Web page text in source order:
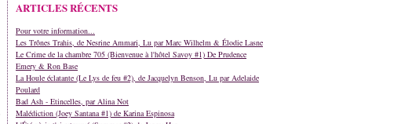
ARTICLES RÉCENTS
Pour votre information...
Les Trônes Trahis, de Nesrine Ammari, Lu par Marc Wilhelm & Élodie Lasne
Le Crime de la chambre 705 (Bienvenue à l'hôtel Savoy #1) De Prudence
Emery & Ron Base
La Houle éclatante (Le Lys de feu #2), de Jacquelyn Benson, Lu par Adelaide
Poulard
Bad Ash - Etincelles, par Alina Not
Malédiction (Joey Santana #1) de Karina Espinosa